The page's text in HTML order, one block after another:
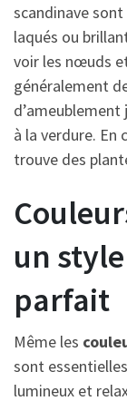
scandinave
laqués ou
voir les nœuds
généralement
à la verdure. En
trouve des
un
parfait
Même les
sont
lumineux et